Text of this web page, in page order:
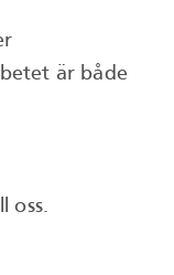
är både
oss.